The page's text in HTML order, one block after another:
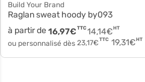
Build Your Brand
Raglan sweat hoody by093
à partir de
14,14€HT
16,97€ TTC
ou personnalisé dès 23,17€ TTC 19,31€HT